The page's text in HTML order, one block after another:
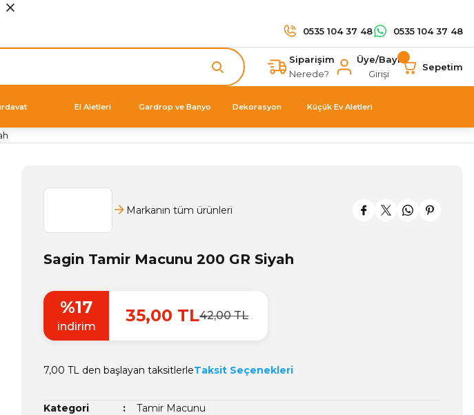
0535 104 37 48 0535 104 37 48
Siparişim
Nerede?
Üye/Bayi
Girişi
Sepetim
El Aletleri Gardrop ve Banyo Dekorasyon Küçük Ev Aletleri
Markanın tüm ürünleri
Sagin Tamir Macunu 200 GR Siyah
%17
indirim
35,00 TL42,00 TL
7,00 TL den başlayan taksitlerleTaksit Seçenekleri
Kategori
Tamir Macunu